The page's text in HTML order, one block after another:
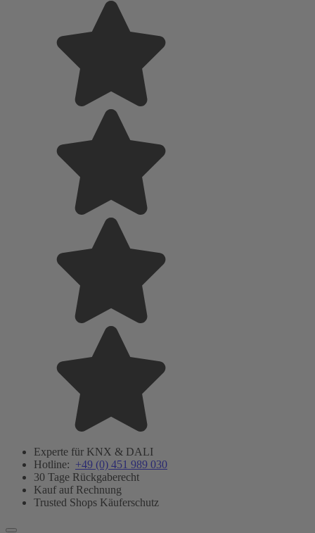
Experte für KNX & DALI
Hotline: +49 (0) 451 989 030
30 Tage Rückgaberecht
Kauf auf Rechnung
Trusted Shops Käuferschutz